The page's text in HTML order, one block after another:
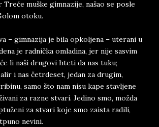
muške gimnazije, našao se posle
otoku.
– gimnazija je bila opkoljena – uterani u
je radnička omladina, jer nije sasvim
li naši drugovi hteti da nas tuku;
i nas četrdeset, jedan za drugim,
samo što nam nisu kape stavljene
za razne stvari. Jedino smo, možda
za stvari koje smo zaista radili,
nevini.